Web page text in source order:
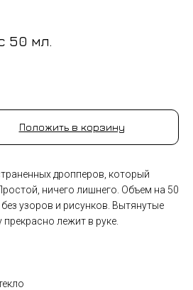
50 мл.
Положить в корзину
дропперов, который
ничего лишнего. Объем на 50
узоров и рисунков. Вытянутые
лежит в руке.